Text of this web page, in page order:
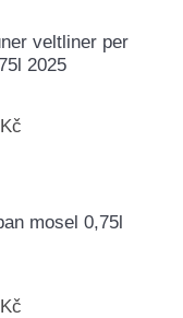
veltliner per
2025
mosel 0,75l